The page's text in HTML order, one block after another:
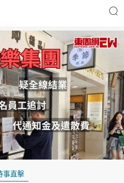
時事財經
優享生活
會員活動
事直擊